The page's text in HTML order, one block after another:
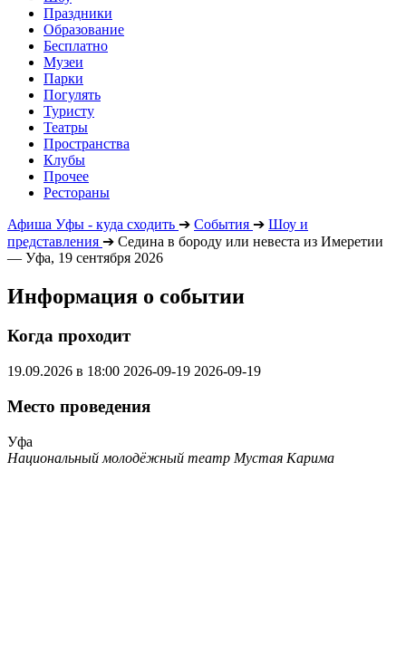
Праздники
Образование
Бесплатно
Музеи
Парки
Погулять
Туристу
Театры
Пространства
Клубы
Прочее
Рестораны
Афиша Уфы - куда сходить ➔ События ➔ Шоу и
представления ➔ Седина в бороду или невеста из Имеретии
— Уфа, 19 сентября 2026
Информация о событии
Когда проходит
19.09.2026 в 18:00 2026-09-19 2026-09-19
Место проведения
Уфа
Национальный молодёжный театр Мустая Карима